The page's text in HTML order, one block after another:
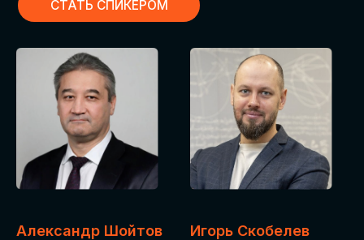
Александр Шойтов Игорь Скобелев